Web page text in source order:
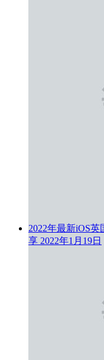
2022年最新iOS
享 2022年1月19日